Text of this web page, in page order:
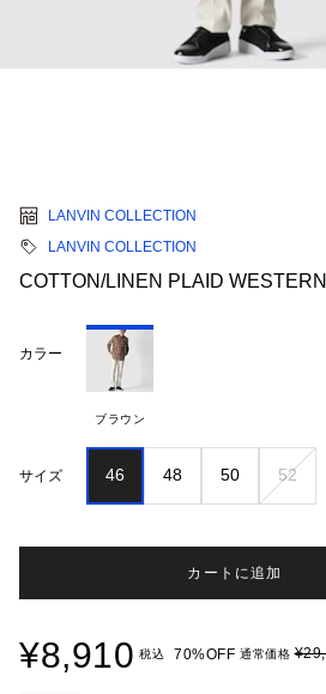
LANVIN COLLECTION
LANVIN COLLECTION
COTTON/LINEN PLAID
カラー
ブラウン
サイズ 46 48 50 52
カートに追加
¥8,910 税込 70%OFF 通常価格